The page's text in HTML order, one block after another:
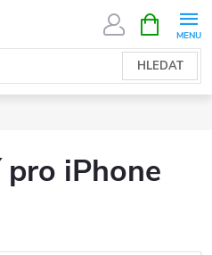
HLEDAT
NÁKUPNÍ
KOŠÍK
iPhone